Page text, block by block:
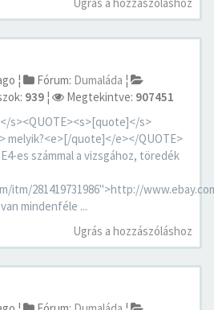
¦ Fórum: Dumaláda ¦
939 ¦ Megtekintve: 907451
s><QUOTE><s>[quote]</s>
melyik?<e>[/quote]</e></QUOTE>
es számmal a vizsgához, töredék
itm/281419731986">http://
mindenféle ...
Ugrás a hozzászóláshoz